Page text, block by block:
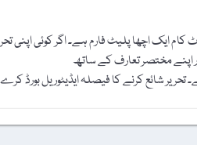
ایک اچھا پلیٹ فارم ہے۔ اگر کوئی اپنی
اپنے مختصر تعارف کے ساتھ